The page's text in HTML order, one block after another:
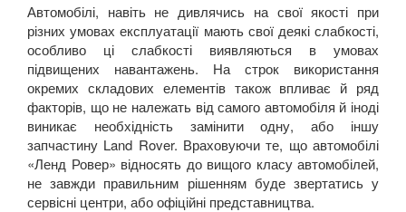
Автомобілі, навіть не дивлячись на свої якості при
різних умовах експлуатації мають свої деякі слабкості,
особливо ці слабкості виявляються в умовах
підвищених навантажень. На строк використання
окремих складових елементів також впливає й ряд
факторів, що не належать від самого автомобіля й іноді
виникає необхідність замінити одну, або іншу
запчастину Land Rover. Враховуючи те, що автомобілі
«Ленд Ровер» відносять до вищого класу автомобілей,
не завжди правильним рішенням буде звертатись у
сервісні центри, або офіційні представництва.